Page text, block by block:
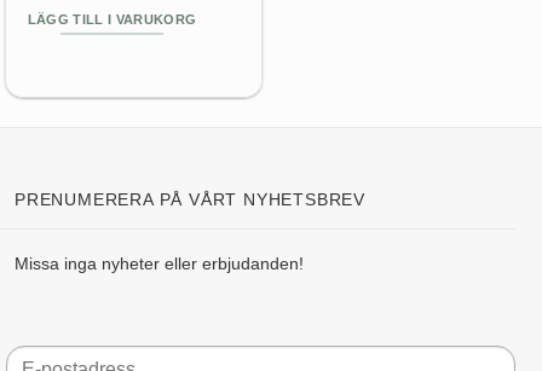
priset
var:
priset
är:
LÄGG TILL I VARUKORG
PRENUMERERA PÅ VÅRT NYHETSBREV
Missa inga nyheter eller erbjudanden!